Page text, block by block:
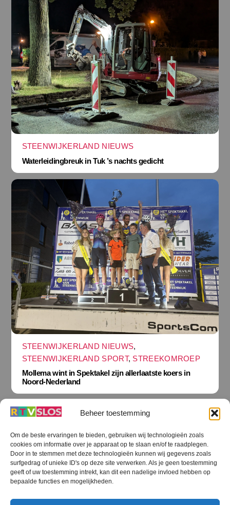
Beheer toestemming
Om de beste ervaringen te bieden, gebruiken wij technologieën zoals
cookies om informatie over je apparaat op te slaan en/of te raadplegen.
Door in te stemmen met deze technologieën kunnen wij gegevens zoals
surfgedrag of unieke ID's op deze site verwerken. Als je geen toestemming
geeft of uw toestemming intrekt, kan dit een nadelige invloed hebben op
bepaalde functies en mogelijkheden.
STEENWIJKERLAND NIEUWS
Waterleidingbreuk in Tuk ’s nachts gedicht
STEENWIJKERLAND NIEUWS,
STEENWIJKERLAND SPORT, STREEKOMROEP
Mollema wint in Spektakel zijn allerlaatste koers in
Noord-Nederland
Terug
naar
boven
RTV SLOS